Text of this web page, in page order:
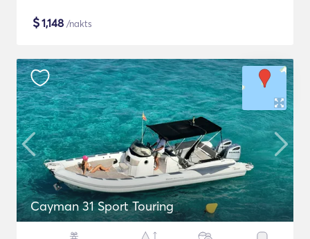
$1,148 /nakts
Cayman 31 Sport Touring